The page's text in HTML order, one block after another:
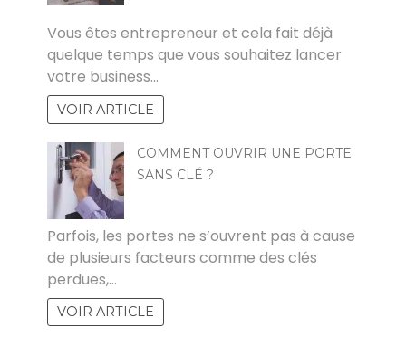
Vous êtes entrepreneur et cela fait déjà
quelque temps que vous souhaitez lancer
votre business…
VOIR ARTICLE
COMMENT OUVRIR UNE PORTE
SANS CLÉ ?
Parfois, les portes ne s’ouvrent pas à cause
de plusieurs facteurs comme des clés
perdues,…
VOIR ARTICLE